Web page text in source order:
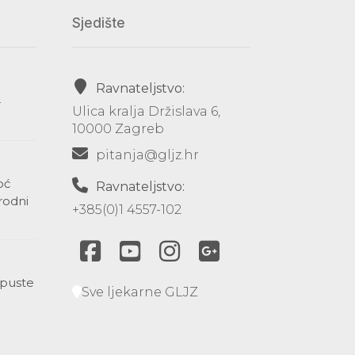
Sjedište
Ravnateljstvo:
Ulica kralja Držislava 6,
10000 Zagreb
pitanja@gljz.hr
Ravnateljstvo:
+385(0)1 4557-102
Sve ljekarne GLJZ